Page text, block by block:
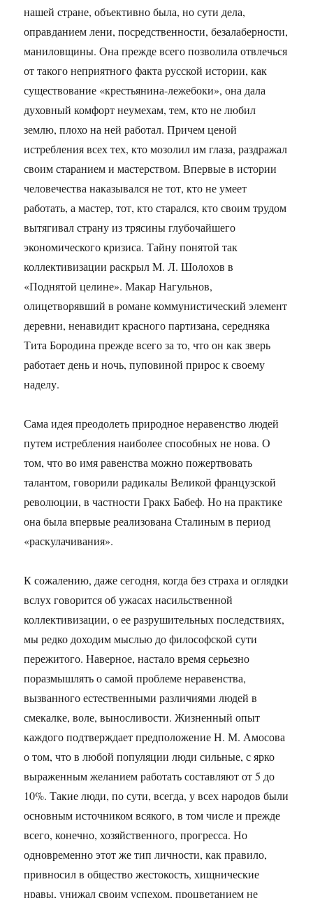
нашей стране, объективно была, но сути дела,
оправданием лени, посредственности, безалаберности,
маниловщины. Она прежде всего позволила отвлечься
от такого неприятного факта русской истории, как
существование «крестьянина-лежебоки», она дала
духовный комфорт неумехам, тем, кто не любил
землю, плохо на ней работал. Причем ценой
истребления всех тех, кто мозолил им глаза, раздражал
своим старанием и мастерством. Впервые в истории
человечества наказывался не тот, кто не умеет
работать, а мастер, тот, кто старался, кто своим трудом
вытягивал страну из трясины глубочайшего
экономического кризиса. Тайну понятой так
коллективизации раскрыл М. Л. Шолохов в
«Поднятой целине». Макар Нагульнов,
олицетворявший в романе коммунистический элемент
деревни, ненавидит красного партизана, середняка
Тита Бородина прежде всего за то, что он как зверь
работает день и ночь, пуповиной прирос к своему
наделу.
Сама идея преодолеть природное неравенство людей
путем истребления наиболее способных не нова. О
том, что во имя равенства можно пожертвовать
талантом, говорили радикалы Великой французской
революции, в частности Гракх Бабеф. Но на практике
она была впервые реализована Сталиным в период
«раскулачивания».
К сожалению, даже сегодня, когда без страха и оглядки
вслух говорится об ужасах насильственной
коллективизации, о ее разрушительных последствиях,
мы редко доходим мыслью до философской сути
пережитого. Наверное, настало время серьезно
поразмышлять о самой проблеме неравенства,
вызванного естественными различиями людей в
смекалке, воле, выносливости. Жизненный опыт
каждого подтверждает предположение Н. М. Амосова
о том, что в любой популяции люди сильные, с ярко
выраженным желанием работать составляют от 5 до
10%. Такие люди, по сути, всегда, у всех народов были
основным источником всякого, в том числе и прежде
всего, конечно, хозяйственного, прогресса. Но
одновременно этот же тип личности, как правило,
привносил в общество жестокость, хищнические
нравы, унижал своим успехом, процветанием не